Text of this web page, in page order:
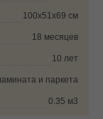
100х51х69 см
18 месяцев
10 лет
и паркета
0.35 м3